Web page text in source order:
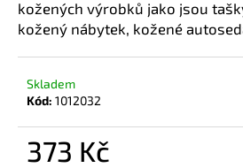
kožených výrobků jako jsou
kožený nábytek, kožené
Skladem
Kód: 1012032
373 Kč
p
o
u
u
j
m